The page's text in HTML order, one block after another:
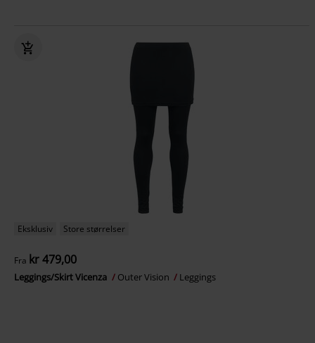
Eksklusiv Store størrelser
Fra kr 479,00
Leggings/Skirt Vicenza Outer Vision Leggings